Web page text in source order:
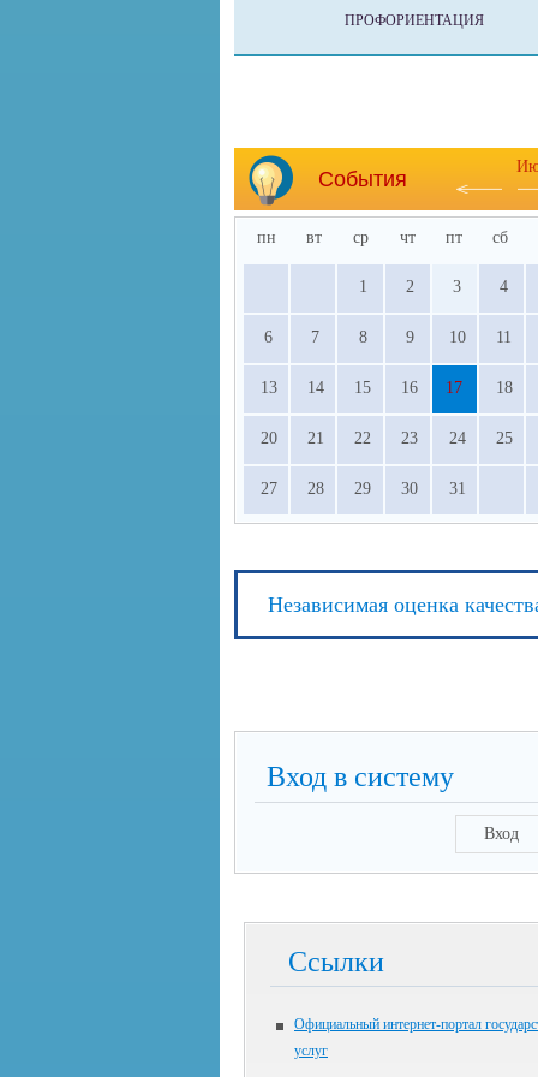
ПРОФОРИЕНТАЦИЯ
События
пн вт ср чт пт сб
1 2 3 4
6 7 8 9 10 11
13 14 15 16 17 18
20 21 22 23 24 25
27 28 29 30 31
Независимая оценка
Вход в систему
Вход
Ссылки
Официальный интернет-портал
услуг